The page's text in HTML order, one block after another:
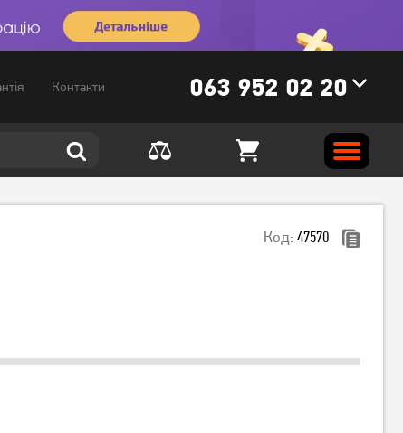
Контакти 063 952 02 20
Код: 47570